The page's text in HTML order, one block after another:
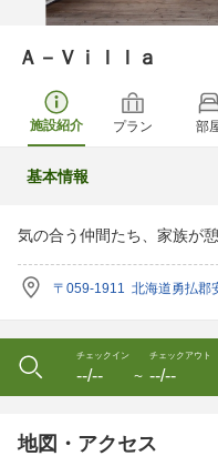
Ａ－Ｖｉｌｌａ
施設紹介 プラン 部
基本情報
気の合う仲間たち、家族が
〒059-1911 北海道勇払郡
チェックイン
--/-- 〜
チェックアウト
--/--
地図・アクセス